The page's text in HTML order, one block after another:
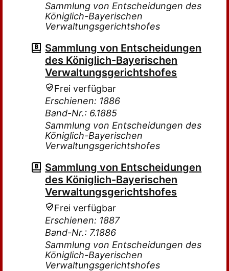
Sammlung von Entscheidungen des
Königlich-Bayerischen
Verwaltungsgerichtshofes
Sammlung von Entscheidungen
des Königlich-Bayerischen
Verwaltungsgerichtshofes
Frei verfügbar
Erschienen: 1886
Band-Nr.: 6.1885
Sammlung von Entscheidungen des
Königlich-Bayerischen
Verwaltungsgerichtshofes
Sammlung von Entscheidungen
des Königlich-Bayerischen
Verwaltungsgerichtshofes
Frei verfügbar
Erschienen: 1887
Band-Nr.: 7.1886
Sammlung von Entscheidungen des
Königlich-Bayerischen
Verwaltungsgerichtshofes